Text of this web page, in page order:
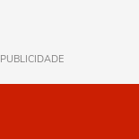
PUBLICIDADE